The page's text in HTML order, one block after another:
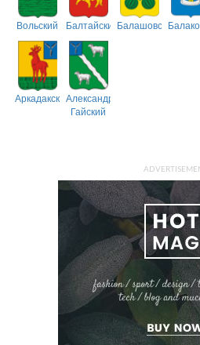
Вольский БалтайскийБалашовский
АркадакскийАлександрово-
Гайский